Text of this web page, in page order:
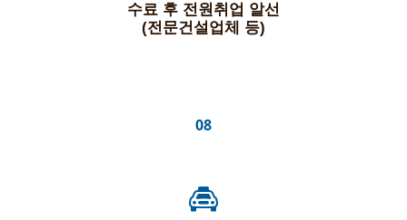
수료 후 전원취업 알선
(전문건설업체 등)
08